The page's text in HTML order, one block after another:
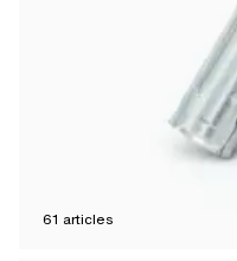
61 articles